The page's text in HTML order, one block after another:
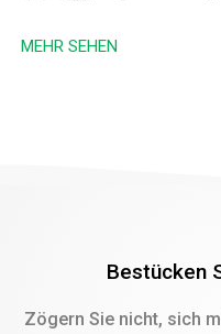
MEHR SEHEN
Bestücken
Zögern Sie nicht, sich